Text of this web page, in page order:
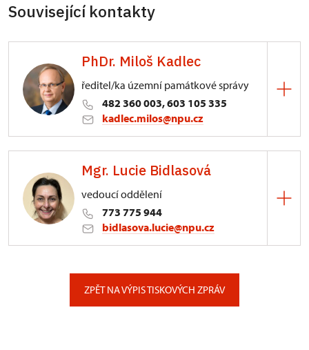
Související kontakty
PhDr. Miloš Kadlec
ředitel/ka územní památkové správy
482 360 003, 603 105 335
kadlec.milos@npu.cz
3/, Sychrov 3
Mgr. Lucie Bidlasová
vedoucí oddělení
773 775 944
bidlasova.lucie@npu.cz
ZPĚT NA VÝPIS TISKOVÝCH ZPRÁV